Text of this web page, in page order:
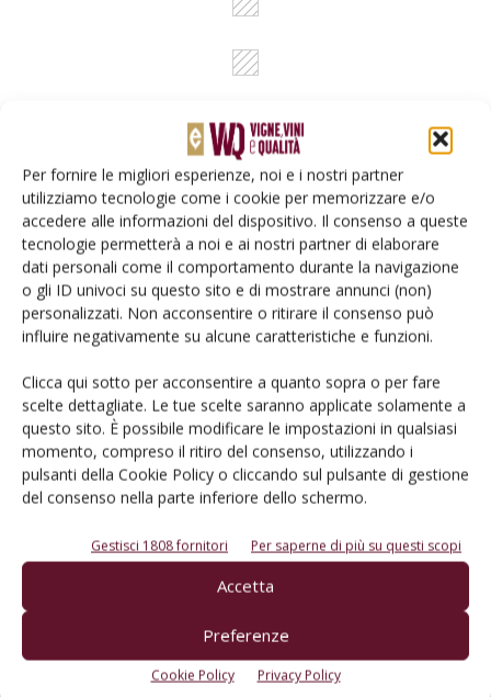
Per fornire le migliori esperienze, noi e i nostri partner
utilizziamo tecnologie come i cookie per memorizzare e/o
accedere alle informazioni del dispositivo. Il consenso a queste
tecnologie permetterà a noi e ai nostri partner di elaborare
dati personali come il comportamento durante la navigazione
o gli ID univoci su questo sito e di mostrare annunci (non)
personalizzati. Non acconsentire o ritirare il consenso può
influire negativamente su alcune caratteristiche e funzioni.
Clicca qui sotto per acconsentire a quanto sopra o per fare
scelte dettagliate. Le tue scelte saranno applicate solamente a
questo sito. È possibile modificare le impostazioni in qualsiasi
momento, compreso il ritiro del consenso, utilizzando i
pulsanti della Cookie Policy o cliccando sul pulsante di gestione
del consenso nella parte inferiore dello schermo.
Gestisci 1808 fornitori Per saperne di più su questi scopi
Accetta
Preferenze
Cookie Policy Privacy Policy
Rimani aggiornato sul mondo
dell’agricoltura
Iscriviti alle nostre newsletter
© Tecniche Nuove Spa. Tutti i diritti riservati. Sede legale Via Eritrea 21 -
20157 Milano | Codice fiscale, Partita IVA e Iscrizione al Registro delle